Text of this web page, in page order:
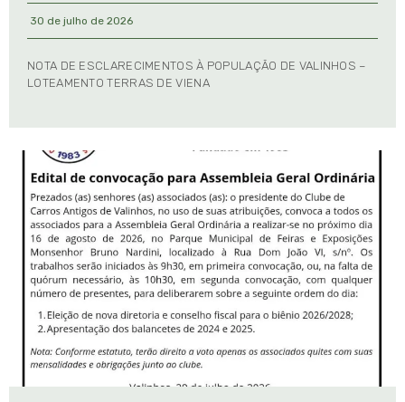
30 de julho de 2026
NOTA DE ESCLARECIMENTOS À POPULAÇÃO DE VALINHOS –
LOTEAMENTO TERRAS DE VIENA